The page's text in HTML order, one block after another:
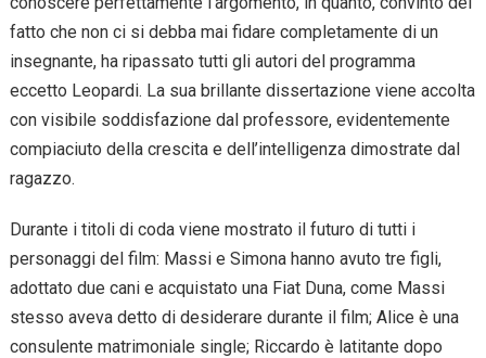
fatto che non ci si debba mai fidare completamente di un
insegnante, ha ripassato tutti gli autori del programma
eccetto Leopardi. La sua brillante dissertazione viene accolta
con visibile soddisfazione dal professore, evidentemente
compiaciuto della crescita e dell’intelligenza dimostrate dal
ragazzo.
Durante i titoli di coda viene mostrato il futuro di tutti i
personaggi del film: Massi e Simona hanno avuto tre figli,
adottato due cani e acquistato una Fiat Duna, come Massi
stesso aveva detto di desiderare durante il film; Alice è una
consulente matrimoniale single; Riccardo è latitante dopo